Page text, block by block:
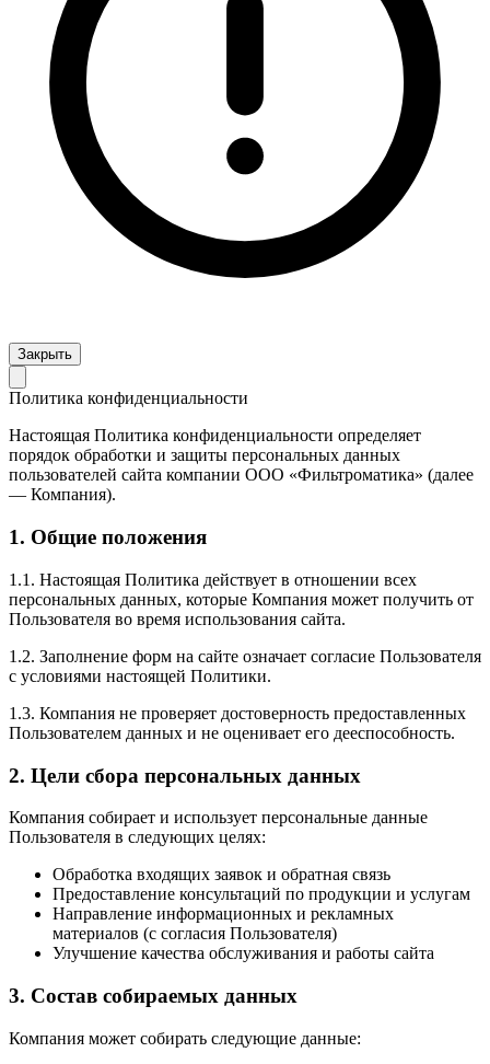
Закрыть
Политика конфиденциальности
Настоящая Политика конфиденциальности определяет
порядок обработки и защиты персональных данных
пользователей сайта компании ООО «Фильтроматика» (далее
— Компания).
1. Общие положения
1.1. Настоящая Политика действует в отношении всех
персональных данных, которые Компания может получить от
Пользователя во время использования сайта.
1.2. Заполнение форм на сайте означает согласие Пользователя
с условиями настоящей Политики.
1.3. Компания не проверяет достоверность предоставленных
Пользователем данных и не оценивает его дееспособность.
2. Цели сбора персональных данных
Компания собирает и использует персональные данные
Пользователя в следующих целях:
Обработка входящих заявок и обратная связь
Предоставление консультаций по продукции и услугам
Направление информационных и рекламных
материалов (с согласия Пользователя)
Улучшение качества обслуживания и работы сайта
3. Состав собираемых данных
Компания может собирать следующие данные: